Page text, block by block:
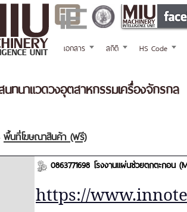
เอกสาร สถิติ HS Code
นทนาแวดวงอุตสาหกรรมเครื่องจักรกล
พื้นที่โฆษณาสินค้า (ฟรี)
0863771698 โรงงานแผ่นช่วยตกตะกอน
https://